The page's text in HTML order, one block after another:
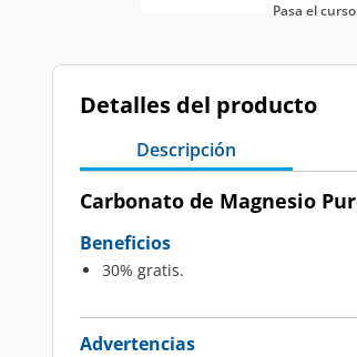
Pasa el
Detalles del producto
Descripción
Carbonato de Magnesio
Beneficios
30% gratis.
Advertencias